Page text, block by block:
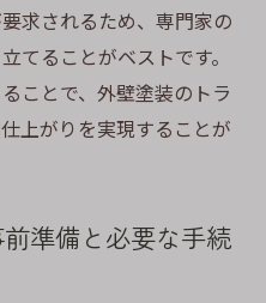
求されるため、専門家の
てることがベストです。
ことで、外壁塗装のトラ
上がりを実現することが
準備と必要な手続